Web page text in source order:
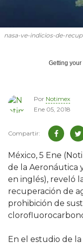
nasa-ve-indicios-de-
Getting your
Por Notimex
Ene 05, 2018
México, 5 Ene
de la Aeronáutica
en inglés), reveló
recuperación de
prohibición de
En el estudio de